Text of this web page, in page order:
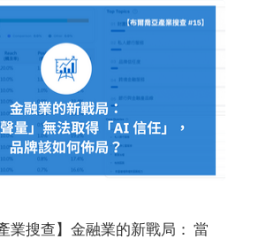
業搜查】金融業的新戰局： 當